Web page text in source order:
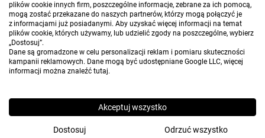
Wdrożenie i projekt:CONVERTIS.pl
Sklep internetowy SOTE
plików cookie innych firm, poszczególne informacje, zebrane za ich pomocą,
mogą zostać przekazane do naszych partnerów, którzy mogą połączyć je
z informacjami już posiadanymi. Aby uzyskać więcej informacji na temat
plików cookie, których używamy, lub udzielić zgody na poszczególne, wybierz
„Dostosuj”.
Dane są gromadzone w celu personalizacji reklam i pomiaru skuteczności
kampanii reklamowych. Dane mogą być udostępniane Google LLC, więcej
informacji można znaleźć tutaj.
Akceptuj wszystko
Dostosuj Odrzuć wszystko